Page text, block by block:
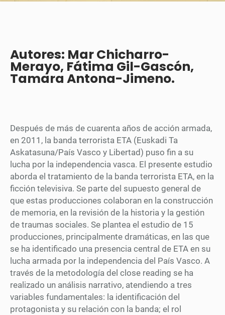
Autores: Mar Chicharro-
Merayo, Fátima Gil-Gascón,
Tamara Antona-Jimeno.
Después de más de cuarenta años de acción armada,
en 2011, la banda terrorista ETA (Euskadi Ta
Askatasuna/País Vasco y Libertad) puso fin a su
lucha por la independencia vasca. El presente estudio
aborda el tratamiento de la banda terrorista ETA, en la
ficción televisiva. Se parte del supuesto general de
que estas producciones colaboran en la construcción
de memoria, en la revisión de la historia y la gestión
de traumas sociales. Se plantea el estudio de 15
producciones, principalmente dramáticas, en las que
se ha identificado una presencia central de ETA en su
lucha armada por la independencia del País Vasco. A
través de la metodología del close reading se ha
realizado un análisis narrativo, atendiendo a tres
variables fundamentales: la identificación del
protagonista y su relación con la banda; el rol